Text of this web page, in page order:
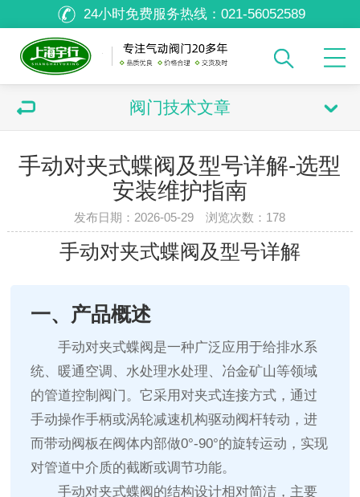
24小时免费服务热线： 021-56052589
阀门技术文章
手动对夹式蝶阀及型号详解-选型
安装维护指南
发布日期：2026-05-29 浏览次数： 178
手动对夹式蝶阀及型号详解
一、产品概述
手动对夹式蝶阀是一种广泛应用于给排水系
统、暖通空调、水处理水处理、冶金矿山等领域
的管道控制阀门。它采用对夹式连接方式，通过
手动操作手柄或涡轮减速机构驱动阀杆转动，进
而带动阀板在阀体内部做0°-90°的旋转运动，实现
对管道中介质的截断或调节功能。
手动对夹式蝶阀的结构设计相对简洁，主要